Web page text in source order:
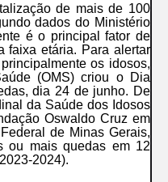
de mais de 100
dados do Ministério
é o principal fator de
faixa etária. Para alertar
os idosos,
(OMS) criou o Dia
dia 24 de junho. De
da Saúde dos Idosos
Oswaldo Cruz em
de Minas Gerais,
ou mais quedas em 12
2024).